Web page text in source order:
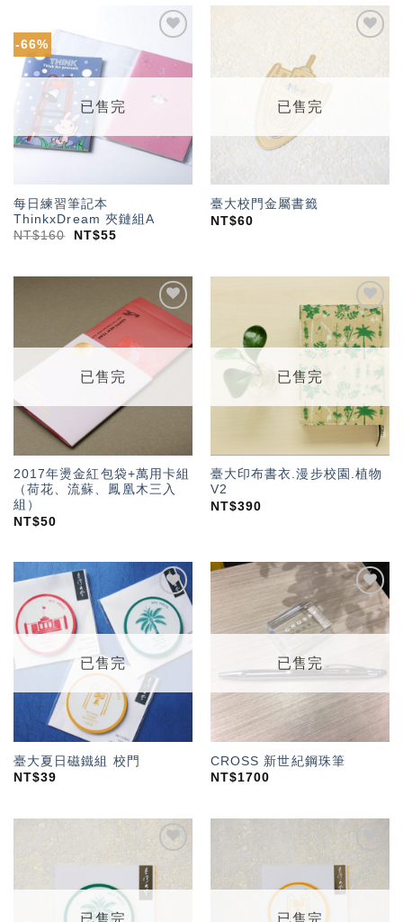
-66%
「願
望輕
已售完
每日練習筆記本
ThinkxDream 夾鏈組A
NT$160 NT$55
望輕
已售完
臺大校門金屬書籤
NT$60
加入
「願
望輕
單」
已售完
2017年燙金紅包袋+萬用卡組
（荷花、流蘇、鳳凰木三入
組）
NT$50
加入
「願
望輕
單」
已售完
臺大印布書衣.漫步校園.植物
V2
NT$390
加入
「願
望輕
單」
已售完
臺大夏日磁鐵組 校門
NT$39
加入
「願
望輕
已售完
CROSS 新世紀鋼珠筆
NT$1700
望輕
望輕